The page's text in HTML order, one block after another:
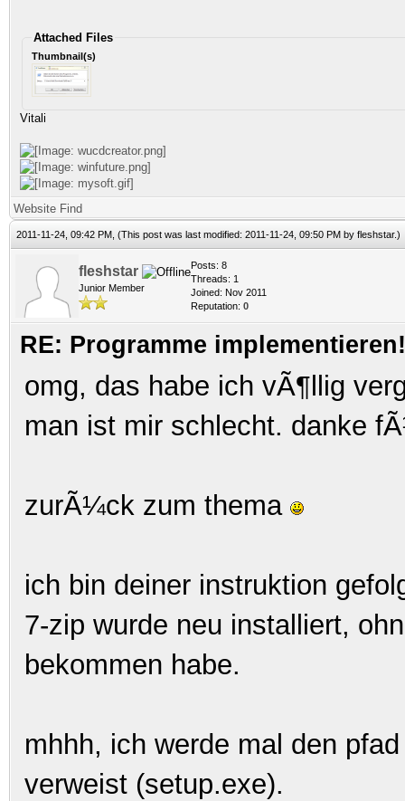
Attached Files
Thumbnail(s)
Vitali
Website Find
2011-11-24, 09:42 PM, (This post was last modified: 2011-11-24, 09:50 PM by fleshstar.)
fleshstar
Junior Member
Posts: 8
Threads: 1
Joined: Nov 2011
Reputation: 0
RE: Programme
omg, das habe ich vÃ¶llig
man ist mir schlecht. danke
zurÃ¼ck zum thema
ich bin deiner instruktion
7-zip wurde neu installiert,
bekommen habe.
mhhh, ich werde mal den
verweist (setup.exe).